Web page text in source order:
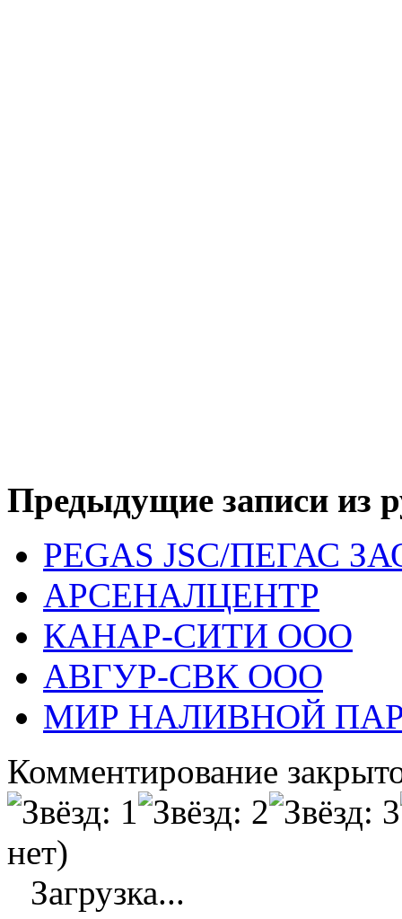
Предыдущие записи из
PEGAS JSC/ПЕГАС
АРСЕНАЛЦЕНТР
КАНАР-СИТИ ООО
АВГУР-СВК ООО
МИР НАЛИВНОЙ
Комментирование
нет)
Загрузка...